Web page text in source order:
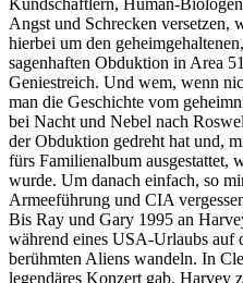
Angst und Schrecken versetzen,
hierbei um den
sagenhaften Obduktion in Area
Geniestreich. Und wem, wenn
man die Geschichte vom
bei Nacht und Nebel nach
der Obduktion gedreht hat und,
fürs Familienalbum ausgestattet,
wurde. Um danach einfach, so
Armeeführung und CIA
Bis Ray und Gary 1995 an
während eines USA-Urlaubs auf
berühmten Aliens wandeln. In
legendäres Konzert gab. Harvey